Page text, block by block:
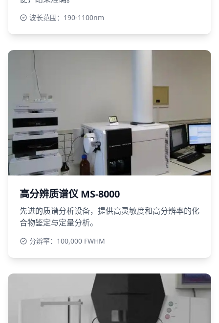
波长范围：190-1100nm
高分辨质谱仪 MS-8000
先进的质谱分析设备，提供高灵敏度和高分辨率的化
合物鉴定与定量分析。
分辨率：100,000 FWHM